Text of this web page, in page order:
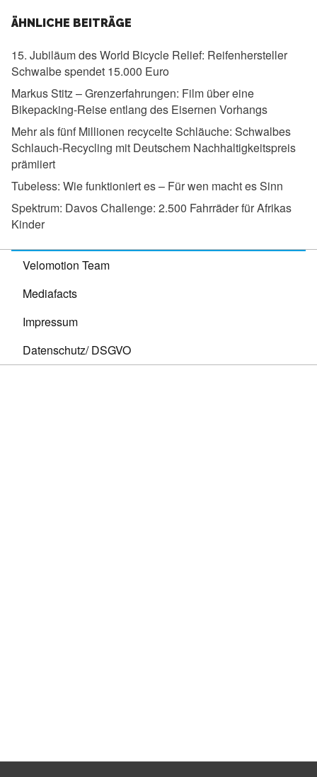
ÄHNLICHE BEITRÄGE
15. Jubiläum des World Bicycle Relief: Reifenhersteller
Schwalbe spendet 15.000 Euro
Markus Stitz – Grenzerfahrungen: Film über eine
Bikepacking-Reise entlang des Eisernen Vorhangs
Mehr als fünf Millionen recycelte Schläuche: Schwalbes
Schlauch-Recycling mit Deutschem Nachhaltigkeitspreis
prämiiert
Tubeless: Wie funktioniert es – Für wen macht es Sinn
Spektrum: Davos Challenge: 2.500 Fahrräder für Afrikas
Kinder
Velomotion Team
Mediafacts
Impressum
Datenschutz/ DSGVO